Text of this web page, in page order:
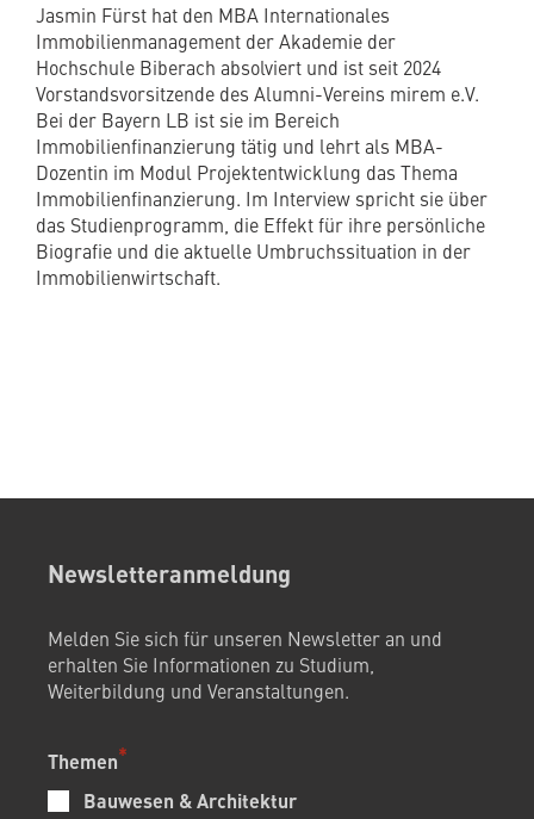
Jasmin Fürst hat den MBA Internationales
Immobilienmanagement der Akademie der
Hochschule Biberach absolviert und ist seit 2024
Vorstandsvorsitzende des Alumni-Vereins mirem e.V.
Bei der Bayern LB ist sie im Bereich
Immobilienfinanzierung tätig und lehrt als MBA-
Dozentin im Modul Projektentwicklung das Thema
Immobilienfinanzierung. Im Interview spricht sie über
das Studienprogramm, die Effekt für ihre persönliche
Biografie und die aktuelle Umbruchssituation in der
Immobilienwirtschaft.
Newsletteranmeldung
Melden Sie sich für unseren Newsletter an und
erhalten Sie Informationen zu Studium,
Weiterbildung und Veranstaltungen.
Themen
Bauwesen & Architektur